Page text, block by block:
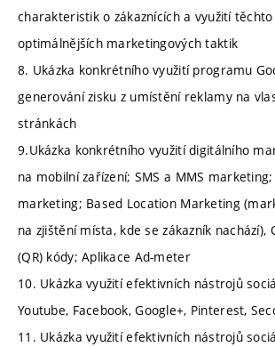
charakteristik o zákaznících a využití
optimálnějších marketingových taktik
8. Ukázka konkrétního využití programu
generování zisku z umístění reklamy na
stránkách
9.Ukázka konkrétního využití digitálního
na mobilní zařízení; SMS a MMS
marketing; Based Location Marketing
na zjištění místa, kde se zákazník nachází),
(QR) kódy; Aplikace Ad-meter
10. Ukázka využití efektivních nástrojů
Youtube, Facebook, Google+, Pinterest,
11. Ukázka využití efektivních nástrojů